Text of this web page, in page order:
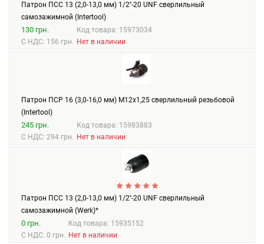
Патрон ПСС 13 (2,0-13,0 мм) 1/2''-20 UNF сверлильный
самозажимной (Intertool)
130 грн.
С НДС: 156 грн.
Код товара: 15973034
Нет в наличии
Патрон ПСР 16 (3,0-16,0 мм) М12х1,25 сверлильный резьбовой
(Intertool)
245 грн.
С НДС: 294 грн.
Код товара: 15983883
Нет в наличии
Патрон ПСС 13 (2,0-13,0 мм) 1/2''-20 UNF сверлильный
самозажимной (Werk)*
0 грн.
С НДС: 0 грн.
Код товара: 15935152
Нет в наличии